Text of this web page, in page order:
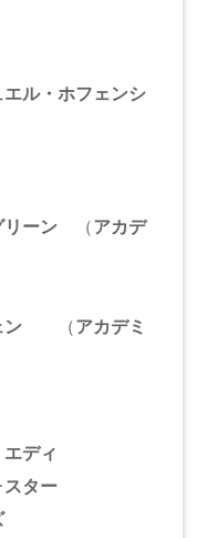
ル・ホフェンシ
リーン （アカデ
ェン （アカデミ
ディ
ター